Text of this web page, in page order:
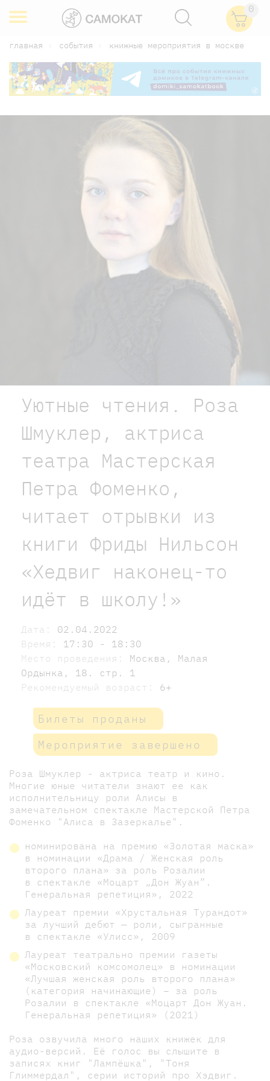
0
главная события книжные мероприятия в москве
Уютные чтения. Роза
Шмуклер, актриса
театра Мастерская
Петра Фоменко,
читает отрывки из
книги Фриды Нильсон
«Хедвиг наконец-то
идёт в школу!»
Дата: 02.04.2022
Время: 17:30 - 18:30
Место проведения: Москва, Малая
Ордынка, 18. стр. 1
Рекомендуемый возраст: 6+
Билеты проданы
Мероприятие завершено
Роза Шмуклер - актриса театр и кино.
Многие юные читатели знают ее как
исполнительницу роли Алисы в
замечательном спектакле Мастерской Петра
Фоменко "Алиса в Зазеркалье".
номинирована на премию «Золотая маска»
в номинации «Драма / Женская роль
второго плана» за роль Розалии
в спектакле «Моцарт „Дон Жуан”.
Генеральная репетиция», 2022
Лауреат премии «Хрустальная Турандот»
за лучший дебют — роли, сыгранные
в спектакле «Улисс», 2009
Лауреат театрально премии газеты
«Московский комсомолец» в номинации
«Лучшая женская роль второго плана»
(категория начинающие) – за роль
Розалии в спектакле «Моцарт Дон Жуан.
Генеральная репетиция» (2021)
Роза озвучила много наших книжек для
аудио-версий. Её голос вы слышите в
записях книг "Лампёшка", "Тоня
Глиммердал", серии историй про Хэдвиг.